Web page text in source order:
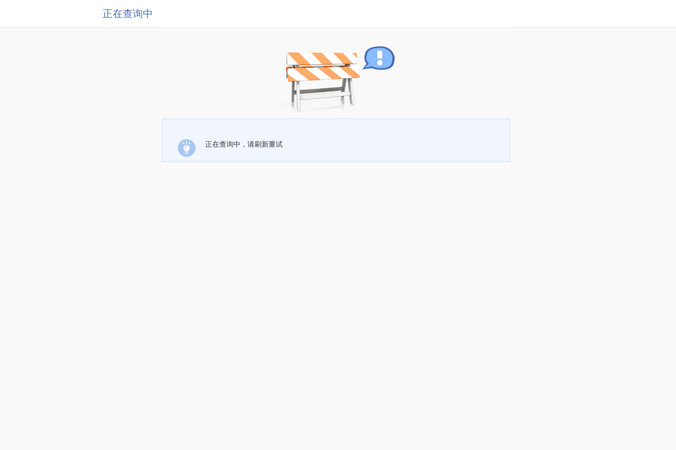
正在查询中
正在查询中，请刷新重试